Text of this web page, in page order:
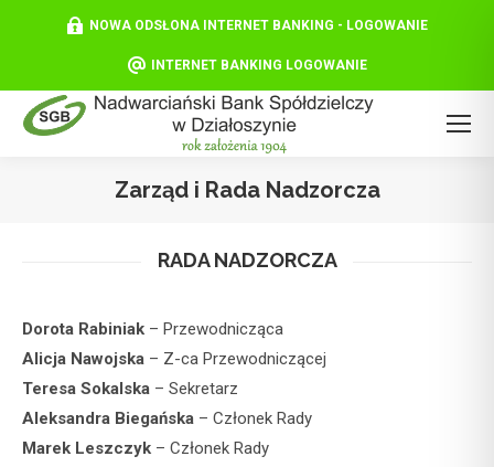
NOWA ODSŁONA INTERNET BANKING - LOGOWANIE
INTERNET BANKING LOGOWANIE
Zarząd i Rada Nadzorcza
RADA NADZORCZA
Dorota Rabiniak – Przewodnicząca
Alicja Nawojska – Z-ca Przewodniczącej
Teresa Sokalska – Sekretarz
Aleksandra Biegańska – Członek Rady
Marek Leszczyk – Członek Rady